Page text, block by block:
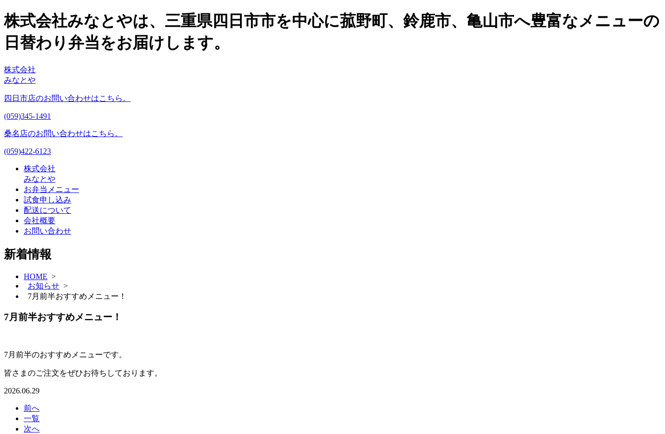
株式会社みなとやは、三重県四日市市を中心に菰野町、鈴鹿市、亀山市へ豊富なメニューの
日替わり弁当をお届けします。
株式会社
みなとや
四日市店のお問い合わせはこちら。
(059)345-1491
桑名店のお問い合わせはこちら。
(059)422-6123
株式会社
みなとや
お弁当メニュー
試食申し込み
配送について
会社概要
お問い合わせ
新着情報
HOME >
お知らせ >
7月前半おすすめメニュー！
7月前半おすすめメニュー！
7月前半のおすすめメニューです。
皆さまのご注文をぜひお待ちしております。
2026.06.29
前へ
一覧
次へ